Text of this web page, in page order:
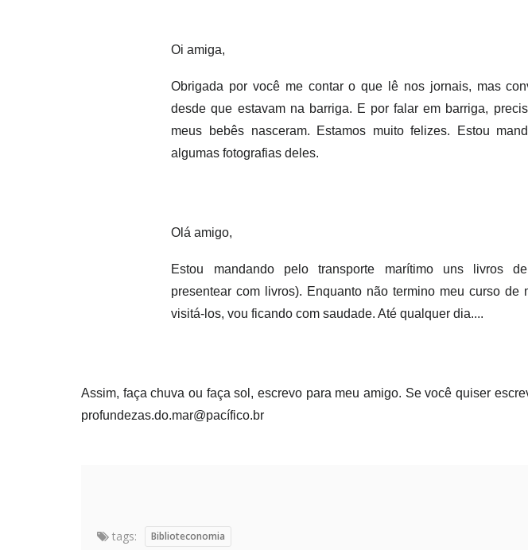
Oi amiga,
Obrigada por você me contar o que lê nos jornais, mas
desde que estavam na barriga. E por falar em barriga,
meus bebês nasceram. Estamos muito felizes. Estou
algumas fotografias deles.
Olá amigo,
Estou mandando pelo transporte marítimo uns livros
presentear com livros). Enquanto não termino meu curso de
visitá-los, vou ficando com saudade. Até qualquer dia....
Assim, faça chuva ou faça sol, escrevo para meu amigo. Se você quiser
profundezas.do.mar@pacífico.br
tags: Biblioteconomia